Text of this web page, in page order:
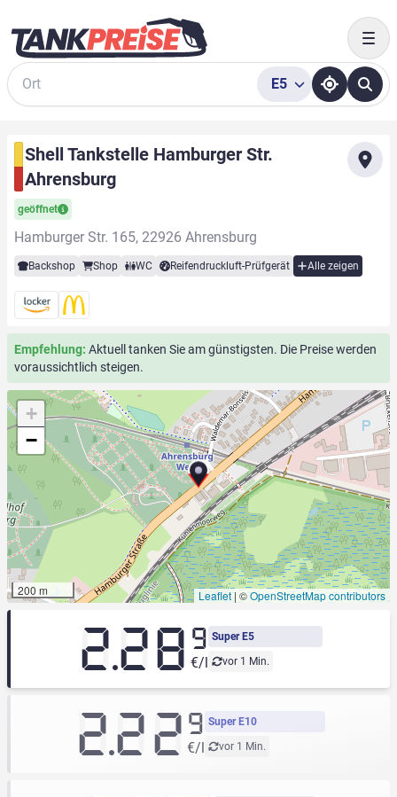
Suche
E5
Shell Tankstelle Hamburger Str.
Ahrensburg
geöffnet
Hamburger Str. 165, 22926 Ahrensburg
Backshop Shop WC Reifendruckluft-Prüfgerät Alle zeigen
Empfehlung: Aktuell tanken Sie am günstigsten. Die Preise werden
voraussichtlich steigen.
+
−
200 m Leaflet | ©OpenStreetMap contributors
Super E5
vor 1 Min.
2.28 9
€/l
Super E10
vor 1 Min.
2.229
€/l